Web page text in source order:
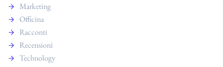
Marketing
Officina
Racconti
Recensioni
Technology